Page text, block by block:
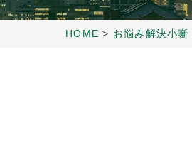
HOME > お悩み解決小噺